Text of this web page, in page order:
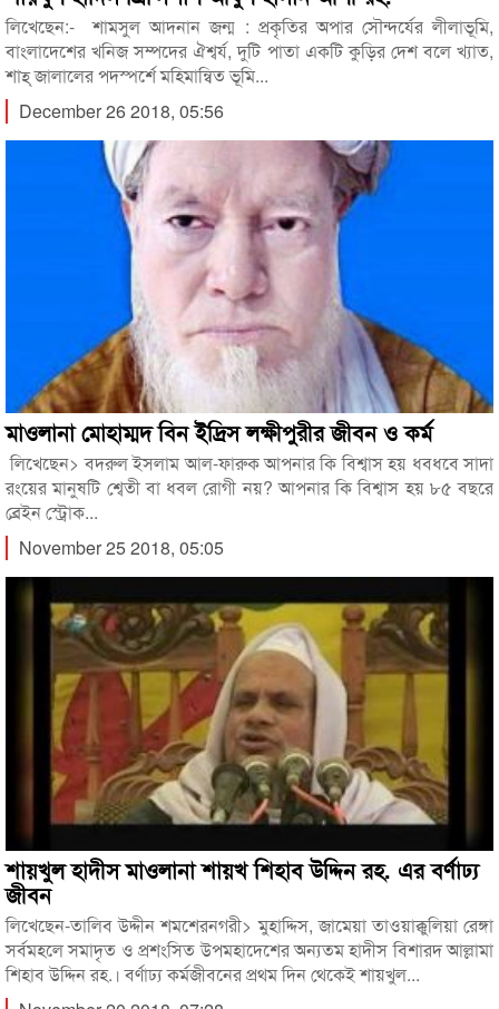
লিখেছেন:- শামসুল আদনান জন্ম : প্রকৃতির অপার সৌন্দর্যের লীলাভূমি,
বাংলাদেশের খনিজ সম্পদের ঐশ্বর্য, দুটি পাতা একটি কুড়ির দেশ বলে খ্যাত,
শাহ্ জালালের পদস্পর্শে মহিমান্বিত ভূমি...
December 26 2018, 05:56
মাওলানা মোহাম্মদ বিন ইদ্রিস লক্ষীপুরীর জীবন ও কর্ম
লিখেছেন> বদরুল ইসলাম আল-ফারুক আপনার কি বিশ্বাস হয় ধবধবে সাদা
রংয়ের মানুষটি শ্বেতী বা ধবল রোগী নয়? আপনার কি বিশ্বাস হয় ৮৫ বছরে
ব্রেইন স্ট্রোক...
November 25 2018, 05:05
শায়খুল হাদীস মাওলানা শায়খ শিহাব উদ্দিন রহ. এর বর্ণাঢ্য
জীবন
লিখেছেন-তালিব উদ্দীন শমশেরনগরী> মুহাদ্দিস, জামেয়া তাওয়াক্কুলিয়া রেঙ্গা
সর্বমহলে সমাদৃত ও প্রশংসিত উপমহাদেশের অন্যতম হাদীস বিশারদ আল্লামা
শিহাব উদ্দিন রহ.। বর্ণাঢ্য কর্মজীবনের প্রথম দিন থেকেই শায়খুল...